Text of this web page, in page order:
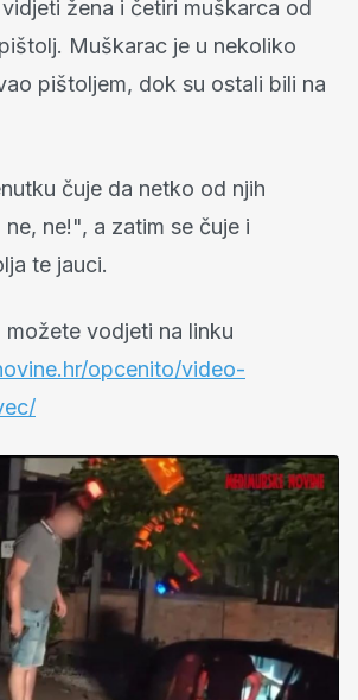
žena i četiri muškarca od
Muškarac je u nekoliko
pištoljem, dok su ostali bili na
čuje da netko od njih
ne!", a zatim se čuje i
te jauci.
vodjeti na linku
opcenito/video-